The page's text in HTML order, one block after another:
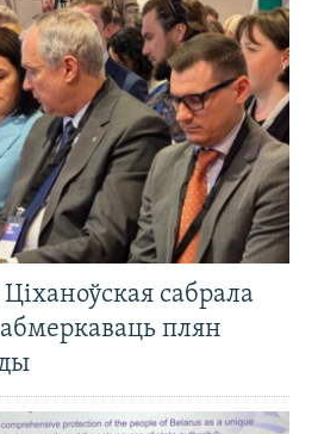
сабрала
плян